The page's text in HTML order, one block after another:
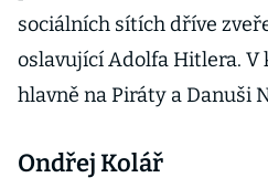
sociálních sítích dříve
oslavující Adolfa Hitlera.
hlavně na Piráty a Danuši
Ondřej Kolář